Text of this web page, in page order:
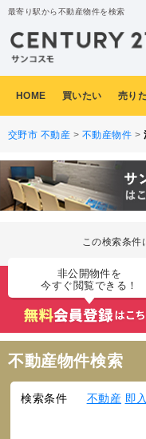
最寄り駅から不動産物件を検索
HOME 買いたい 売り
交野市 不動産 > 不動産物件 >
この検索条件
非公開物件を
今すぐ閲覧できる！
不動産物件検索
検索条件 不動産 即